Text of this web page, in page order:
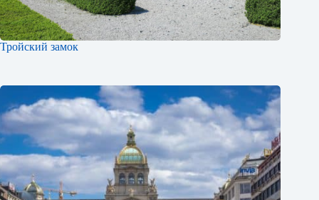
Тройский замок